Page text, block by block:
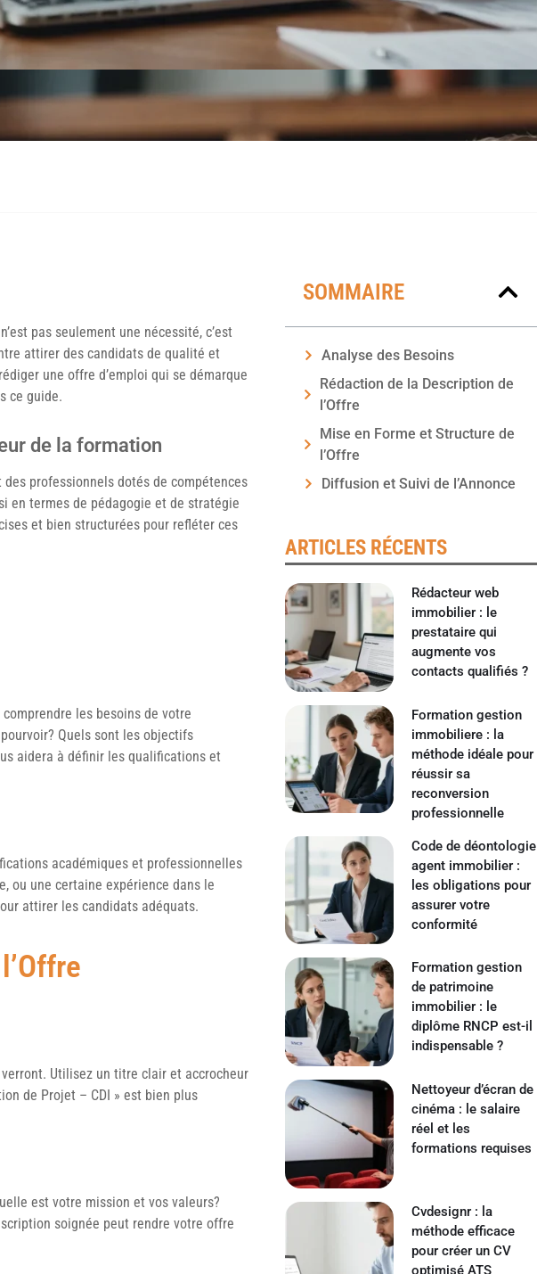
pas seulement une nécessité, c’est
attirer des candidats de qualité et
une offre d’emploi qui se démarque
ce guide.
de la formation
professionnels dotés de compétences
en termes de pédagogie et de stratégie
et bien structurées pour refléter ces
les besoins de votre
Quels sont les objectifs
aidera à définir les qualifications et
académiques et professionnelles
ou une certaine expérience dans le
attirer les candidats adéquats.
Utilisez un titre clair et accrocheur
de Projet – CDI » est bien plus
est votre mission et vos valeurs?
soignée peut rendre votre offre
SOMMAIRE
Analyse des Besoins
Rédaction de la Description de
l’Offre
Mise en Forme et Structure de
l’Offre
Diffusion et Suivi de l’Annonce
ARTICLES RÉCENTS
Rédacteur web
immobilier : le
prestataire qui
augmente vos
contacts qualifiés ?
Formation gestion
immobiliere : la
méthode idéale pour
réussir sa
reconversion
professionnelle
Code de déontologie
agent immobilier :
les obligations pour
assurer votre
conformité
Formation gestion
de patrimoine
immobilier : le
diplôme RNCP est-il
indispensable ?
Nettoyeur d’écran de
cinéma : le salaire
réel et les
formations requises
Cvdesignr : la
méthode efficace
pour créer un CV
optimisé ATS